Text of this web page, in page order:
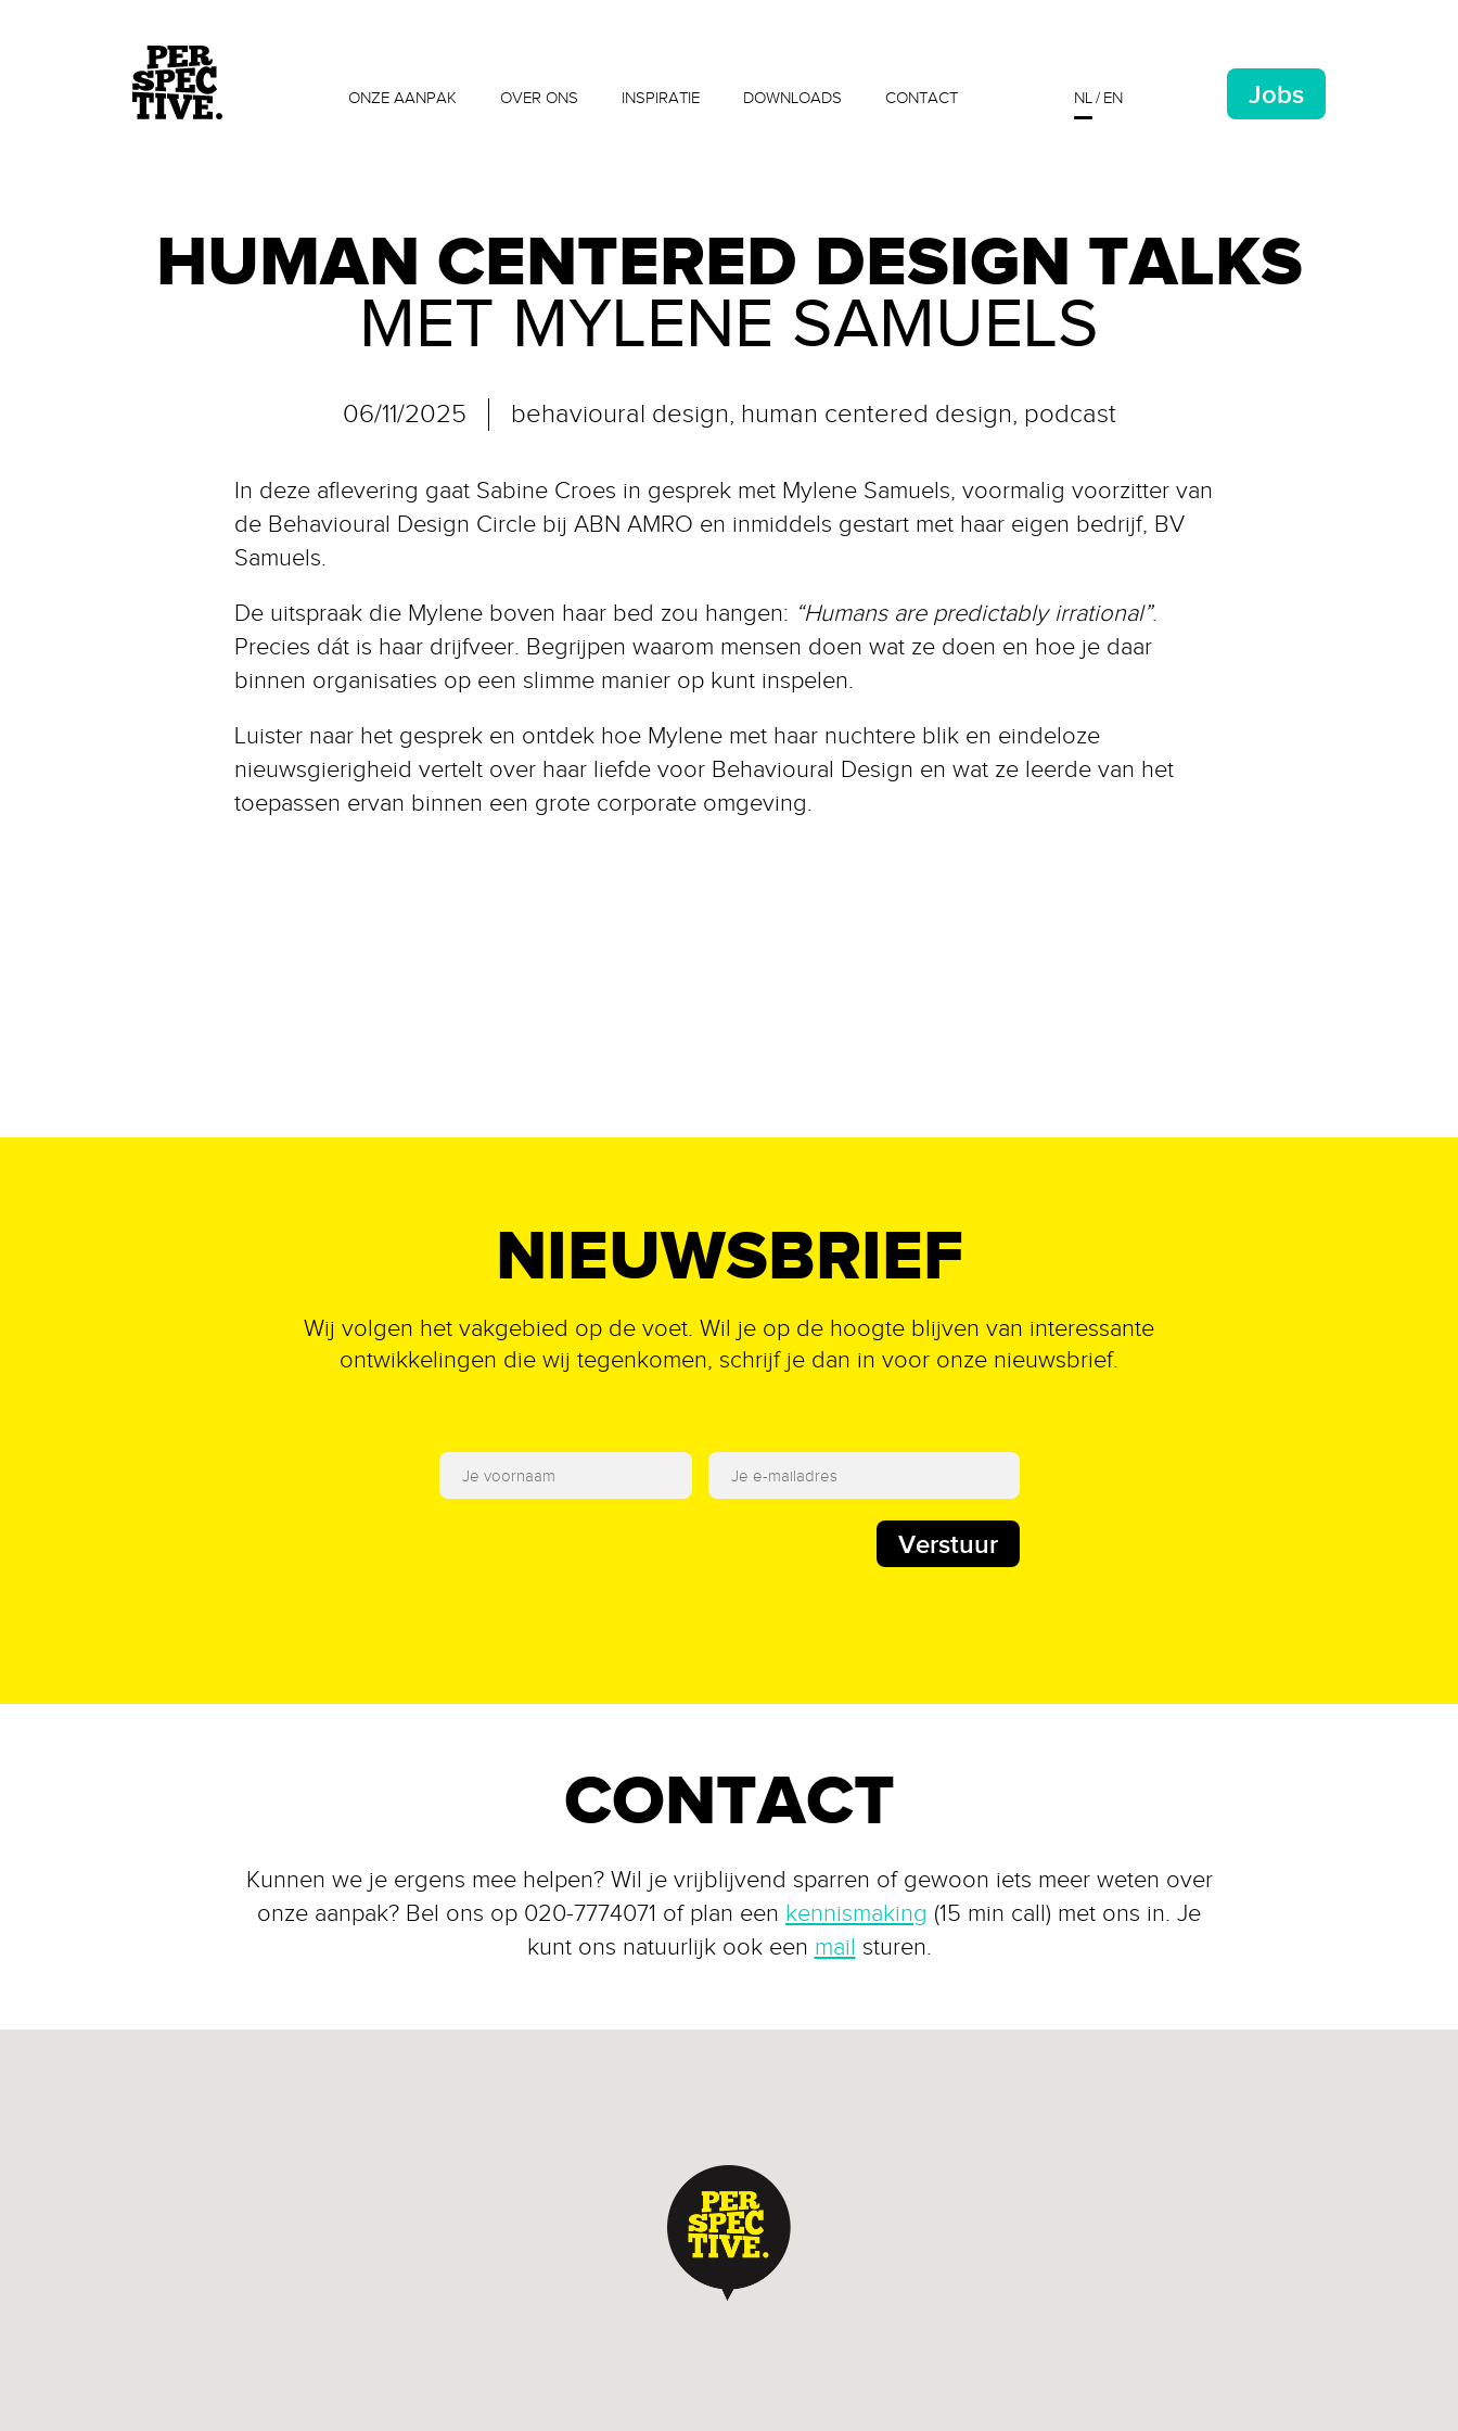
ONZE AANPAK OVER ONS INSPIRATIE DOWNLOADS CONTACT NL EN Jobs
HUMAN CENTERED DESIGN TALKS
MET MYLENE SAMUELS
06/11/2025 behavioural design, human centered design, podcast
In deze aflevering gaat Sabine Croes in gesprek met Mylene Samuels, voormalig voorzitter van
de Behavioural Design Circle bij ABN AMRO en inmiddels gestart met haar eigen bedrijf, BV
Samuels.
De uitspraak die Mylene boven haar bed zou hangen: “Humans are predictably irrational”.
Precies dát is haar drijfveer. Begrijpen waarom mensen doen wat ze doen en hoe je daar
binnen organisaties op een slimme manier op kunt inspelen.
Luister naar het gesprek en ontdek hoe Mylene met haar nuchtere blik en eindeloze
nieuwsgierigheid vertelt over haar liefde voor Behavioural Design en wat ze leerde van het
toepassen ervan binnen een grote corporate omgeving.
NIEUWSBRIEF
Wij volgen het vakgebied op de voet. Wil je op de hoogte blijven van interessante
ontwikkelingen die wij tegenkomen, schrijf je dan in voor onze nieuwsbrief.
Verstuur
CONTACT
Kunnen we je ergens mee helpen? Wil je vrijblijvend sparren of gewoon iets meer weten over
onze aanpak? Bel ons op 020-7774071 of plan een kennismaking (15 min call) met ons in. Je
kunt ons natuurlijk ook een mail sturen.